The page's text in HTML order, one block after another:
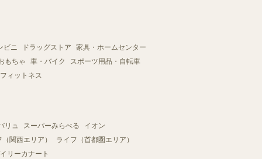
ビニ ドラッグストア
家具・ホームセンター
もちゃ
車・バイク
スポーツ用品・自転車
ィットネス
リュ スーパーみらべる
イオン
関西エリア）
ライフ（首都圏エリア）
リーカナート